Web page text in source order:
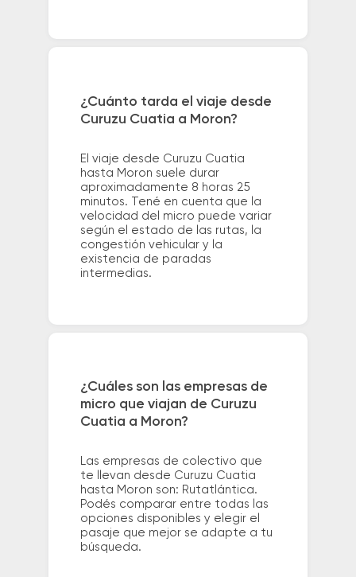
¿Cuánto tarda el viaje desde
Curuzu Cuatia a Moron?
El viaje desde Curuzu Cuatia
hasta Moron suele durar
aproximadamente 8 horas 25
minutos. Tené en cuenta que la
velocidad del micro puede variar
según el estado de las rutas, la
congestión vehicular y la
existencia de paradas
intermedias.
¿Cuáles son las empresas de
micro que viajan de Curuzu
Cuatia a Moron?
Las empresas de colectivo que
te llevan desde Curuzu Cuatia
hasta Moron son: Rutatlántica.
Podés comparar entre todas las
opciones disponibles y elegir el
pasaje que mejor se adapte a tu
búsqueda.